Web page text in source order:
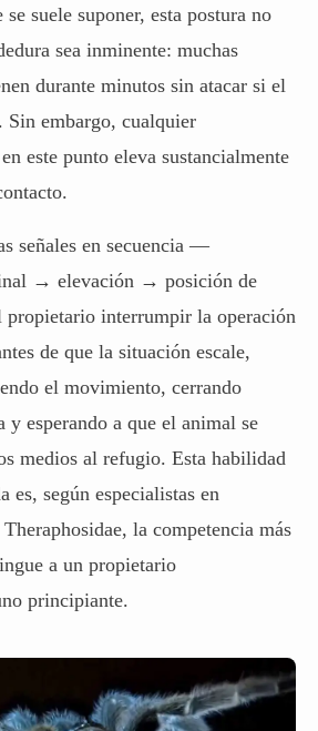
suele suponer, esta postura no
sea inminente: muchas
durante minutos sin atacar si el
Sin embargo, cualquier
este punto eleva sustancialmente
señales en secuencia —
→ elevación → posición de
interrumpir la operación
de que la situación escale,
el movimiento, cerrando
y esperando a que el animal se
medios al refugio. Esta habilidad
es, según especialistas en
la competencia más
a un propietario
principiante.